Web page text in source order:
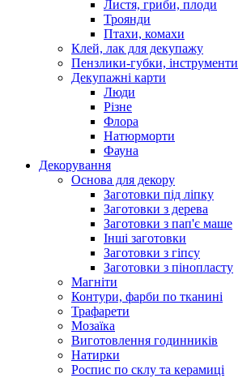
Листя, гриби, плоди
Троянди
Птахи, комахи
Клей, лак для декупажу
Пензлики-губки, інструменти
Декупажні карти
Люди
Різне
Флора
Натюрморти
Фауна
Декорування
Основа для декору
Заготовки під ліпку
Заготовки з дерева
Заготовки з пап'є маше
Інші заготовки
Заготовки з гіпсу
Заготовки з пінопласту
Магніти
Контури, фарби по тканині
Трафарети
Мозаїка
Виготовлення годинників
Натирки
Роспис по склу та керамиці